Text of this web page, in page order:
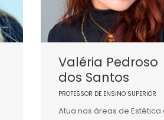
Valéria Pedroso
dos Santos
PROFESSOR DE ENSINO SUPERIOR
Atua nas áreas de Estética